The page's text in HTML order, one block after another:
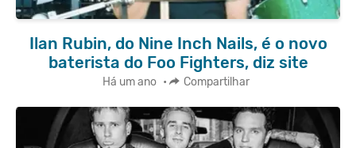
Ilan Rubin, do Nine Inch Nails, é o novo
baterista do Foo Fighters, diz site
Há um ano • Compartilhar